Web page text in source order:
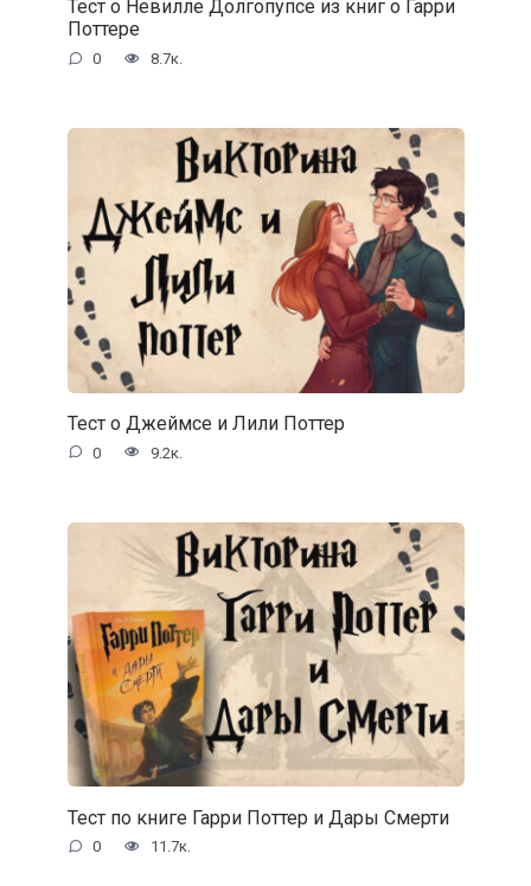
Тест о Невилле Долгопупсе из книг о Гарри
Поттере
0 8.7к.
Тест о Джеймсе и Лили Поттер
0 9.2к.
Тест по книге Гарри Поттер и Дары Смерти
0 11.7к.